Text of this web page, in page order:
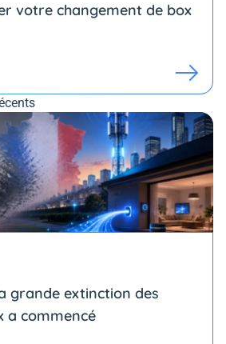
votre changement de box
grande extinction des
a commencé